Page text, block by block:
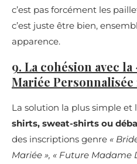
c’est pas forcément les
c’est juste être bien,
apparence.
9. La cohésion avec
Mariée Personnalisée
La solution la plus simple et
shirts, sweat-shirts ou
des inscriptions genre «
Mariée », « Future Madame